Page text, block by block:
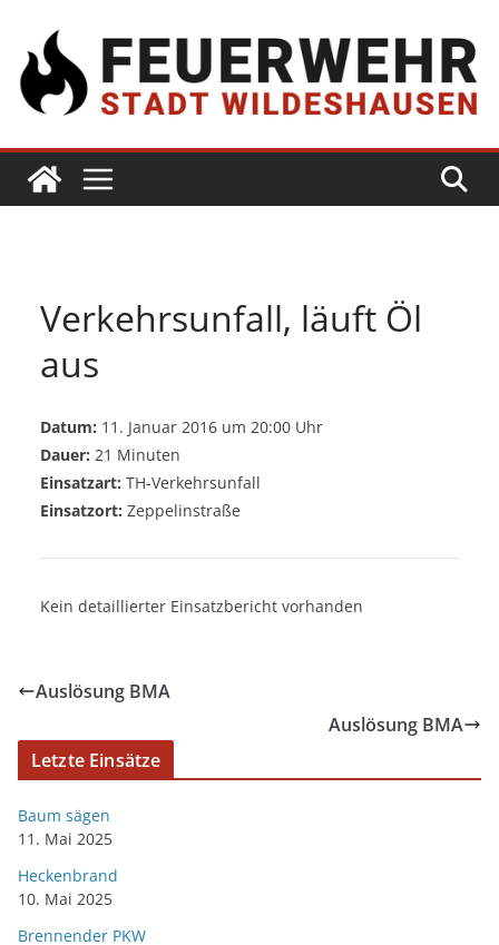
Verkehrsunfall, läuft Öl
aus
Datum: 11. Januar 2016 um 20:00 Uhr
Dauer: 21 Minuten
Einsatzart: TH-Verkehrsunfall
Einsatzort: Zeppelinstraße
Kein detaillierter Einsatzbericht vorhanden
Auslösung BMA
Auslösung BMA
Letzte Einsätze
Baum sägen
11. Mai 2025
Heckenbrand
10. Mai 2025
Brennender PKW